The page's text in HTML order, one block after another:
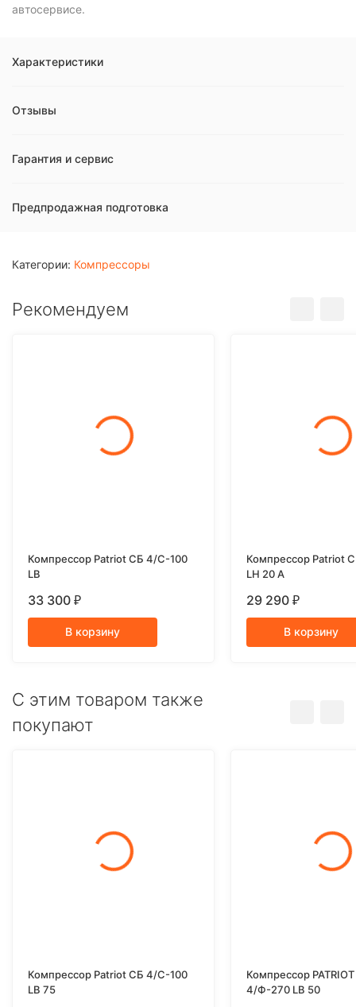
автосервисе.
Характеристики
Отзывы
Гарантия и сервис
Предпродажная подготовка
Категории: Компрессоры
Рекомендуем
Компрессор Patriot СБ 4/С-100
LB
33 300 ₽
В корзину
Компрессор Patriot
LH 20 A
29 290 ₽
В корзину
C этим товаром также
покупают
Компрессор Patriot СБ 4/С-100
LB 75
Компрессор
4/Ф-270 LB 50